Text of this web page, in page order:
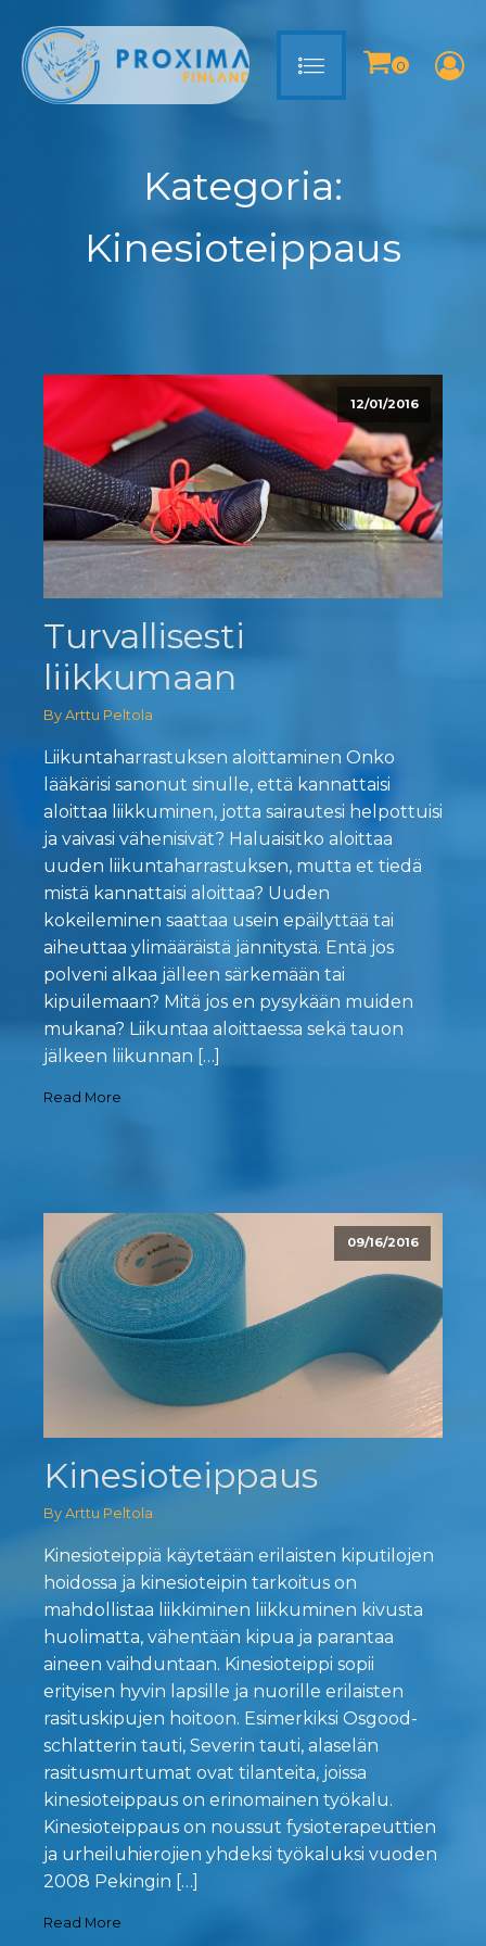
Kategoria:
Kinesioteippaus
12/01/2016
Turvallisesti
liikkumaan
By Arttu Peltola
Liikuntaharrastuksen aloittaminen Onko
lääkärisi sanonut sinulle, että kannattaisi
aloittaa liikkuminen, jotta sairautesi helpottuisi
ja vaivasi vähenisivät? Haluaisitko aloittaa
uuden liikuntaharrastuksen, mutta et tiedä
mistä kannattaisi aloittaa? Uuden
kokeileminen saattaa usein epäilyttää tai
aiheuttaa ylimääräistä jännitystä. Entä jos
polveni alkaa jälleen särkemään tai
kipuilemaan? Mitä jos en pysykään muiden
mukana? Liikuntaa aloittaessa sekä tauon
jälkeen liikunnan […]
Read More
09/16/2016
Kinesioteippaus
By Arttu Peltola
Kinesioteippiä käytetään erilaisten kiputilojen
hoidossa ja kinesioteipin tarkoitus on
mahdollistaa liikkiminen liikkuminen kivusta
huolimatta, vähentään kipua ja parantaa
aineen vaihduntaan. Kinesioteippi sopii
erityisen hyvin lapsille ja nuorille erilaisten
rasituskipujen hoitoon. Esimerkiksi Osgood-
schlatterin tauti, Severin tauti, alaselän
rasitusmurtumat ovat tilanteita, joissa
kinesioteippaus on erinomainen työkalu.
Kinesioteippaus on noussut fysioterapeuttien
ja urheiluhierojien yhdeksi työkaluksi vuoden
2008 Pekingin […]
Read More